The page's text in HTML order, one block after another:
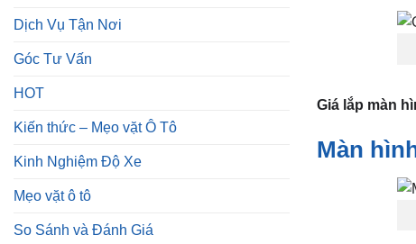
Dịch Vụ Tận Nơi
Góc Tư Vấn
HOT
Kiến thức – Mẹo vặt Ô Tô
Kinh Nghiệm Độ Xe
Mẹo vặt ô tô
So Sánh và Đánh Giá
Giá lắp màn
Màn